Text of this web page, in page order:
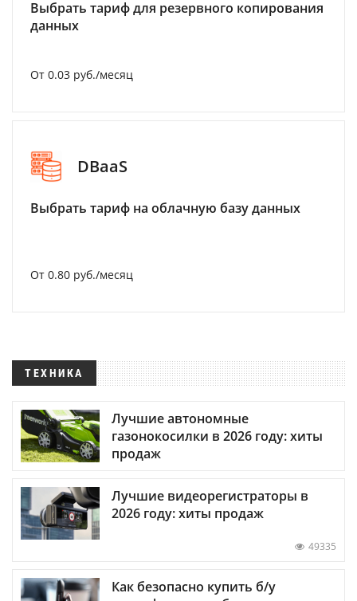
Выбрать тариф для резервного копирования
данных
От 0.03 руб./месяц
DBaaS
Выбрать тариф на облачную базу данных
От 0.80 руб./месяц
ТЕХНИКА
Лучшие автономные
газонокосилки в 2026 году: хиты
продаж
Лучшие видеорегистраторы в
2026 году: хиты продаж
49335
Как безопасно купить б/у